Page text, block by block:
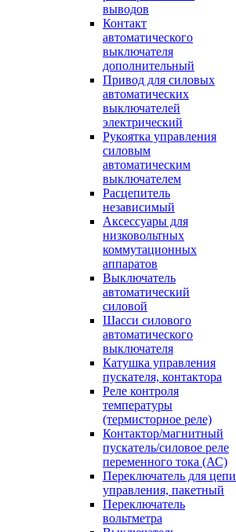
выводов
Контакт
автоматического
выключателя
дополнительный
Привод для силовых
автоматических
выключателей
электрический
Рукоятка управления
силовым
автоматическим
выключателем
Расцепитель
независимый
Аксессуары для
низковольтных
коммутационных
аппаратов
Выключатель
автоматический
силовой
Шасси силового
автоматического
выключателя
Катушка управления
пускателя, контактора
Реле контроля
температуры
(термисторное реле)
Контактор/магнитный
пускатель/силовое реле
переменного тока (АС)
Переключатель для цепи
управления, пакетный
Переключатель
вольтметра